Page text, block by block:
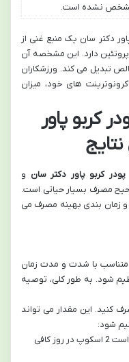
مشخص نشده است.
دکتر سان یک منبع غنی از
دارد. این مشخصه آن
تبدیل می کند. ورزشکاران
های خود، میزان
کربو پاور
کربو پاور دکتر سان و
مصرف بسیار حیاتی است.
زمان بندی بهینه مصرف می
متناسب با شدت و مدت زمان
شود. به طور کلی، توصیه
کنید. این مقدار می تواند
شود:
ممکن است 2 اسکوپ در روز کافی